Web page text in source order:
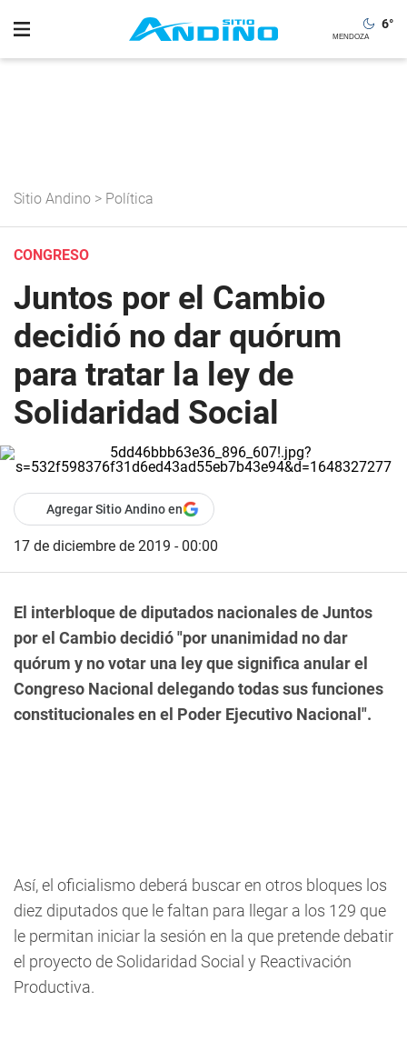
6°
Sitio Andino > Política
CONGRESO
Juntos por el Cambio
decidió no dar quórum
para tratar la ley de
Solidaridad Social
Agregar Sitio Andino en
17 de diciembre de 2019 - 00:00
El interbloque de diputados nacionales de Juntos
por el Cambio decidió "por unanimidad no dar
quórum y no votar una ley que significa anular el
Congreso Nacional delegando todas sus funciones
constitucionales en el Poder Ejecutivo Nacional".
Así, el oficialismo deberá buscar en otros bloques los
diez diputados que le faltan para llegar a los 129 que
le permitan iniciar la sesión en la que pretende debatir
el proyecto de Solidaridad Social y Reactivación
Productiva.